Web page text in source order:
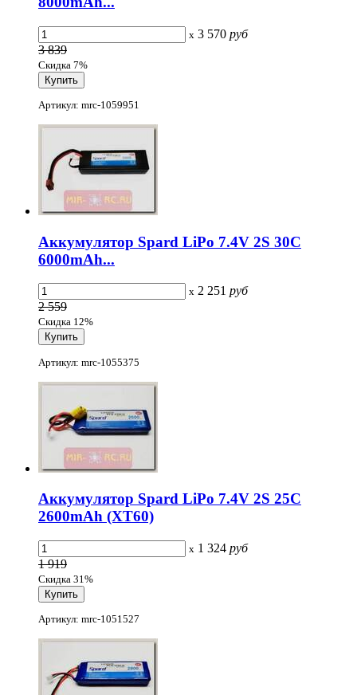
x 3 570 руб
3 839
Скидка 7%
Артикул: mrc-1059951
Аккумулятор Spard LiPo 7.4V 2S 30C
6000mAh...
x 2 251 руб
2 559
Скидка 12%
Артикул: mrc-1055375
Аккумулятор Spard LiPo 7.4V 2S 25C
2600mAh (XT60)
x 1 324 руб
1 919
Скидка 31%
Артикул: mrc-1051527